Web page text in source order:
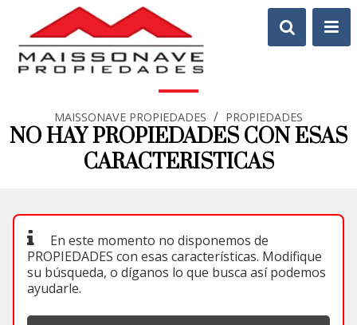
MAISSONAVE PROPIEDADES / PROPIEDADES
NO HAY PROPIEDADES CON ESAS
CARACTERISTICAS
En este momento no disponemos de
PROPIEDADES con esas características. Modifique
su búsqueda, o díganos lo que busca así podemos
ayudarle.